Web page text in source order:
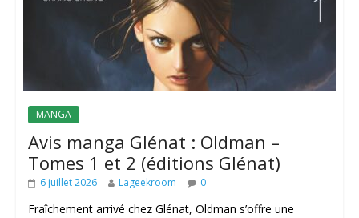
MANGA
Avis manga Glénat : Oldman –
Tomes 1 et 2 (éditions Glénat)
6 juillet 2026 Lageekroom 0
Fraîchement arrivé chez Glénat, Oldman s’offre une